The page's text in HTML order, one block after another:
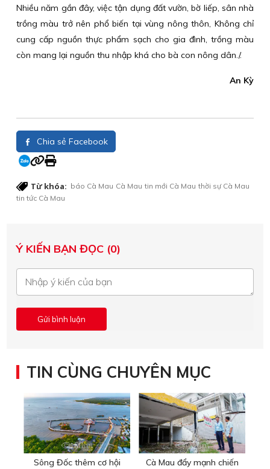
Nhiều năm gần đây, việc tận dụng đất vườn, bờ liếp, sân nhà
trồng màu trở nên phổ biến tại vùng nông thôn, Không chỉ
cung cấp nguồn thực phẩm sạch cho gia đình, trồng màu
còn mang lại nguồn thu nhập khá cho bà con nông dân./.
An Kỳ
Chia sẻ Facebook
Từ khóa: báo Cà Mau Cà Mau tin mới Cà Mau thời sự Cà Mau
tin tức Cà Mau
Ý KIẾN BẠN ĐỌC (0)
TIN CÙNG CHUYÊN MỤC
Sông Đốc thêm cơ hội
Cà Mau đẩy mạnh chiến